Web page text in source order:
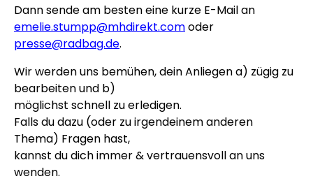
Personalisierbarer Pullover
mit deiner Zeichnung vorne
und hinten
49,99 €
Personalisierbar
Personalisierbares
Geschenkpapier mit Gesicht
über 16.800
19,99 €
Dann sende am besten eine kurze E-Mail an
emelie.stumpp@mhdirekt.comoder
presse@radbag.de.
Wir werden uns bemühen, dein Anliegen a) zügig zu
bearbeiten und b)
möglichst schnell zu erledigen.
Falls du dazu (oder zu irgendeinem anderen
Thema) Fragen hast,
kannst du dich immer & vertrauensvoll an uns
wenden.